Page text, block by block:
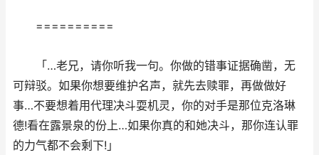
==========
「…老兄，请你听我一句。你做的错事证据确凿，无
可辩驳。如果你想要维护名声，就先去赎罪，再做做好
事…不要想着用代理决斗耍机灵，你的对手是那位克洛琳
德!看在露景泉的份上…如果你真的和她决斗，那你连认罪
的力气都不会剩下!」